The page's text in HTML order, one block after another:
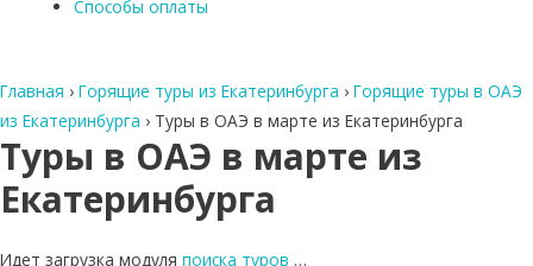
Способы оплаты
Главная › Горящие туры из Екатеринбурга › Горящие туры в ОАЭ
из Екатеринбурга › Туры в ОАЭ в марте из Екатеринбурга
Туры в ОАЭ в марте из
Екатеринбурга
Идет загрузка модуля поиска туров …